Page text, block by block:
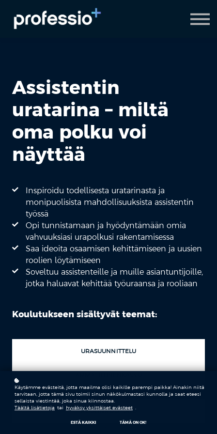
AI Coach
Pyydä demo
Assistentin
uratarina – miltä
oma polku voi
näyttää
Inspiroidu todellisesta uratarinasta ja
monipuolisista mahdollisuuksista assistentin
työssä
Opi tunnistamaan ja hyödyntämään omia
vahvuuksiasi urapolkusi rakentamisessa
Saa ideoita osaamisen kehittämiseen ja uusien
roolien löytämiseen
Soveltuu assistenteille ja muille asiantuntijoille,
jotka haluavat kehittää työuraansa ja rooliaan
Koulutukseen sisältyvät teemat:
URASUUNNITTELU
ROOLINMUOTOILU
Käytämme evästeitä, jotta maailma olisi kaikille parempi paikka! Ainakin niitä
tarvitaan, jotta tämä sivu toimii sinun näkökulmastasi kunnolla ja saat eteesi
sellaista viestintää, joka sinua kiinnostaa.
Täältä lisätietoja tai hyväksy yksittäiset evästeet
ESTÄ KAIKKI TÄMÄ ON OK!